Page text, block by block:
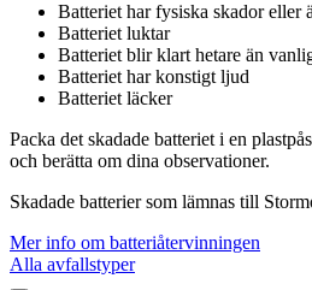
Batteriet har fysiska skador
Batteriet luktar
Batteriet blir klart hetare än
Batteriet har konstigt ljud
Batteriet läcker
Packa det skadade batteriet i en
och berätta om dina observationer.
Skadade batterier som lämnas till
Mer info om batteriåtervinningen
Alla avfallstyper